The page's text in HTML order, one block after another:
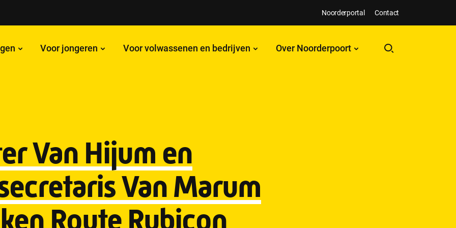
Noorderportal Contact
Voor jongeren Voor volwassenen en bedrijven Over Noorderpoort
Van Hijum en
Van Marum
Route Rubicon